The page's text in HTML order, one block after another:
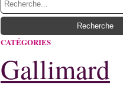
CATÉGORIES
Gallimard